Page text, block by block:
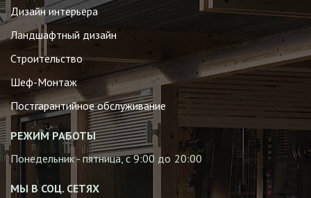
Дизайн интерьера
Ландшафтный дизайн
Строительство
Шеф-Монтаж
Постгарантийное обслуживание
РЕЖИМ РАБОТЫ
Понедельник - пятница, с 9:00 до 20:00
МЫ В СОЦ. СЕТЯХ